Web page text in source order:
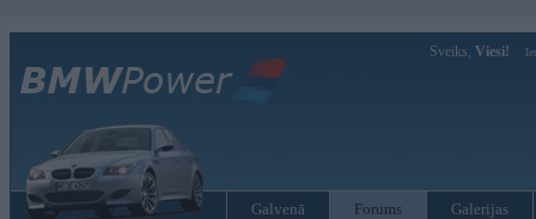
Sveiks, Viesi!
Galvenā Forums Galerijas